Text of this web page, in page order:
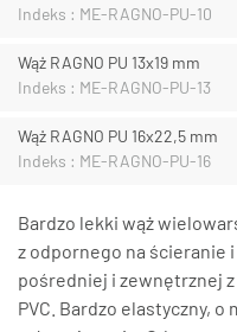
Indeks : ME-RAGNO-PU-10
Wąż RAGNO PU 13x19 mm
Indeks : ME-RAGNO-PU-13
Wąż RAGNO PU 16x22,5 mm
Indeks : ME-RAGNO-PU-16
Bardzo lekki wąż
z odpornego na
pośredniej i zewnętrznej
PVC. Bardzo elastyczny,